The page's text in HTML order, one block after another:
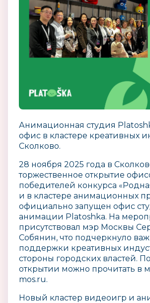
Анимационная студия
офис в кластере креативных
Сколково.
28 ноября 2025 года в
торжественное открытие
победителей конкурса
и в кластере анимационных
официально запущен офис
анимации Platoshka. На
присутствовал мэр Москвы
Собянин, что подчеркнуло
поддержки креативных
стороны городских властей.
открытии можно прочитать в
mos.ru.
Новый кластер видеоигр и